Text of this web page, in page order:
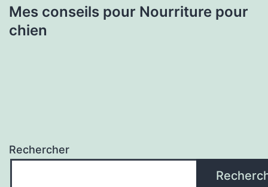
Mes conseils pour Nourriture pour
chien
Rechercher